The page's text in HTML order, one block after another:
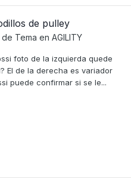
de pulley
de Tema en AGILITY
foto de la izquierda quede
El de la derecha es variador
puede confirmar si se le...